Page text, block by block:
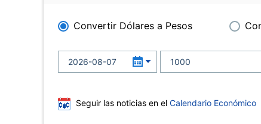
Convertir Dólares a Pesos
Seguir las noticias en el Calendario Económico